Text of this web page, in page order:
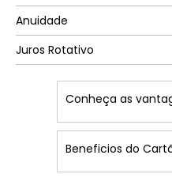
Anuidade
Juros Rotativo
Conheça as
Beneficios do